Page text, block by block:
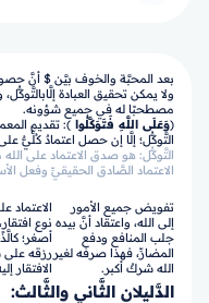
بعد المحبَّة والخوف بيَّن $ أنَّ
ولا يمكن تحقيق العبادة
مصطحبًا له في جميع شؤونه.
﴿وَعَلَى اللَّهِ فَتَوَكَّلُوا ﴾: تقديم
التَّوكُّل؛ إلَّا إن حصل اعتمادٌ كُلِّيٌّ
التَّوكُّل: هو صدق الاعتماد على
الاعتماد الصَّادق الحقيقيِّ وفعل
تفويض جميع الأمور
إلى الله، واعتقاد أنَّ بيده
جلب المنافع ودفع
المضارِّ، فهذا صرفه لغير
الله شركٌ أكبر.
نوع
أصغر؛
رزقه
الافتقار
الدَّليلان الثَّاني والثَّالث: